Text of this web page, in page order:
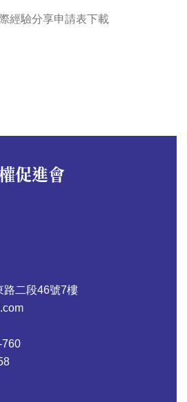
經驗分享申請表下載
促進會
路二段46號7樓
760